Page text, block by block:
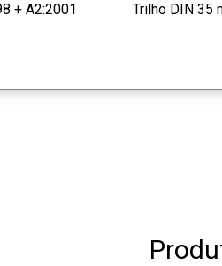
+ A2:2001
Trilho DIN 35